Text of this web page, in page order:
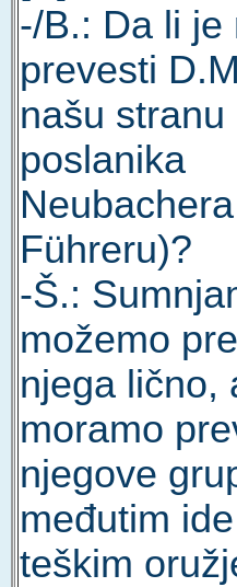
-/B.: Da li je
prevesti
našu stranu
poslanika
Neubachera
Führeru)?
-Š.:
možemo
njega lično,
moramo
njegove
međutim
teškim